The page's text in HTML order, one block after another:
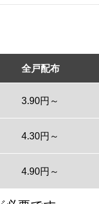
全戸配布
3.90円～
4.30円～
4.90円～